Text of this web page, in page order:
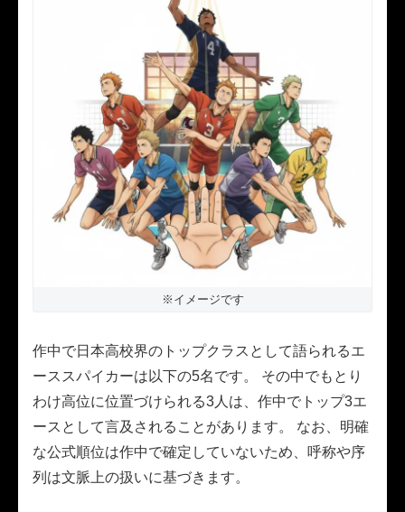
※イメージです
作中で日本高校界のトップクラスとして語られるエ
ーススパイカーは以下の5名です。 その中でもとり
わけ高位に位置づけられる3人は、作中でトップ3エ
ースとして言及されることがあります。 なお、明確
な公式順位は作中で確定していないため、呼称や序
列は文脈上の扱いに基づきます。